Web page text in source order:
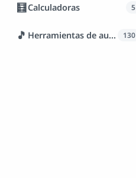
🧮Calculadoras 5
🎵 Herramientas de audio 130